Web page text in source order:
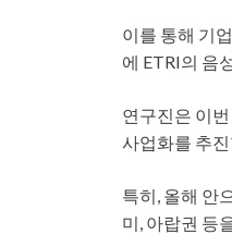
이를 통해 기
에 ETRI의 음
연구진은 이
사업화를 추
특히, 올해 안
미, 아랍권 등